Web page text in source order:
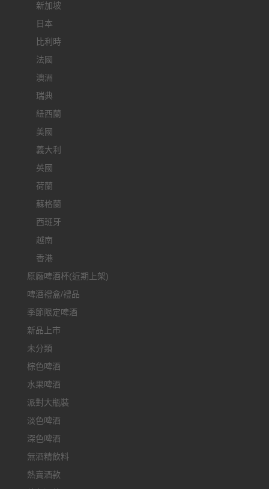
新加坡
日本
比利時
法國
澳洲
瑞典
紐西蘭
美國
義大利
英國
荷蘭
蘇格蘭
西班牙
越南
香港
原廠啤酒杯(近期上架)
啤酒禮盒/禮品
季節限定啤酒
新品上市
未分類
棕色啤酒
水果啤酒
派對大瓶裝
淡色啤酒
深色啤酒
無酒精飲料
熱賣酒款